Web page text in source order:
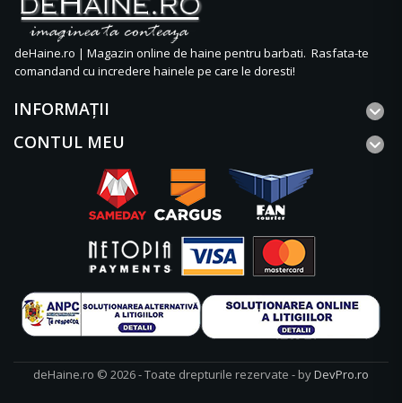
deHaine.ro | Magazin online de haine pentru barbati. Rasfata-te
comandand cu incredere hainele pe care le doresti!
INFORMAŢII
CONTUL MEU
deHaine.ro © 2026 - Toate drepturile rezervate - byDevPro.ro